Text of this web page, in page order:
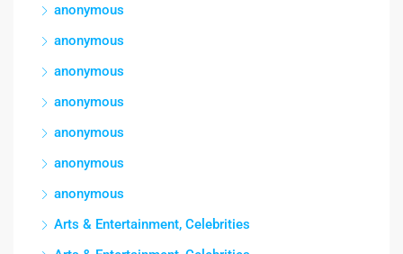
anonymous
anonymous
anonymous
anonymous
anonymous
anonymous
anonymous
Arts & Entertainment, Celebrities